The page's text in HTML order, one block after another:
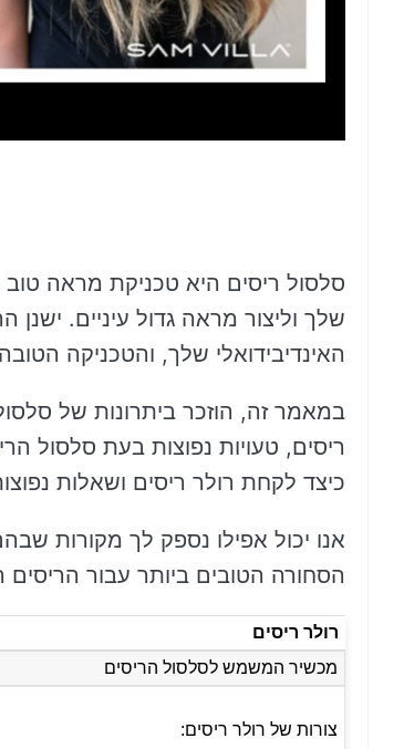
סלסול ריסים היא טכניקת מראה טוב
שלך וליצור מראה גדול עיניים.
האינדיבידואלי שלך, והטכניקה
במאמר זה, הוזכר ביתרונות של
ריסים, טעויות נפוצות בעת סלסול
כיצד לקחת רולר ריסים ושאלות
אנו יכול אפילו נספק לך מקורות
הסחורה הטובים ביותר עבור הריסים
רולר ריסים
מכשיר המשמש לסלסול הריסים
צורות של רולר ריסים: